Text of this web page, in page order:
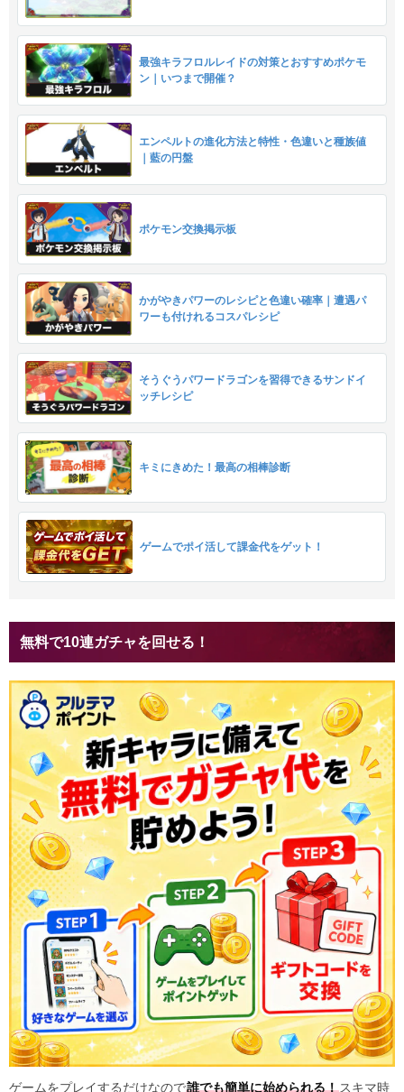
最強キラフロルレイドの対策とおすすめポケモ
ン｜いつまで開催？
エンペルトの進化方法と特性・色違いと種族値
｜藍の円盤
ポケモン交換掲示板
かがやきパワーのレシピと色違い確率｜遭遇パ
ワーも付けれるコスパレシピ
そうぐうパワードラゴンを習得できるサンドイ
ッチレシピ
キミにきめた！最高の相棒診断
ゲームでポイ活して課金代をゲット！
無料で10連ガチャを回せる！
ゲームをプレイするだけなので誰でも簡単に始められる！スキマ時